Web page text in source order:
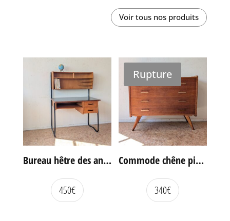
Voir tous nos produits
Bureau hêtre des années 60
450€
Rupture
Commode chêne pieds compas vintage
340€